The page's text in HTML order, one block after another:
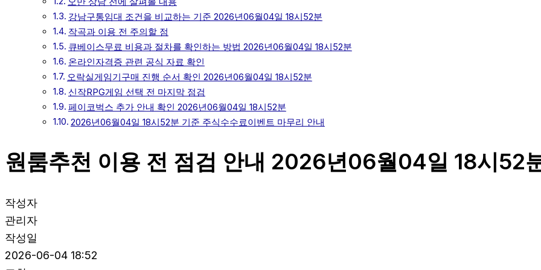
강남구통임대 조건을 비교하는 기준 2026년06월04일 18시52분
작곡과 이용 전 주의할 점
큐베이스무료 비용과 절차를 확인하는 방법 2026년06월04일 18시52분
온라인자격증 관련 공식 자료 확인
오락실게임기구매 진행 순서 확인 2026년06월04일 18시52분
신작RPG게임 선택 전 마지막 점검
페이코벅스 추가 안내 확인 2026년06월04일 18시52분
2026년06월04일 18시52분 기준 주식수수료이벤트 마무리 안내
원룸추천 이용 전 점검 안내 2026년06월04일 18시52
작성자
관리자
작성일
2026-06-04 18:52